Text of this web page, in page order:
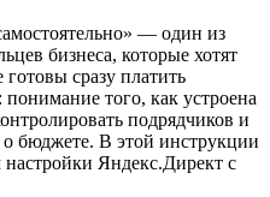
— один из
бизнеса, которые хотят
сразу платить
того, как устроена
подрядчиков и
бюджете. В этой инструкции
Яндекс.Директ с